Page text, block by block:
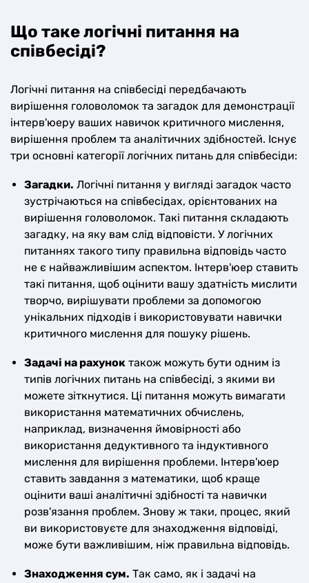
Що таке логічні питання на
співбесіді?
Логічні питання на співбесіді передбачають
вирішення головоломок та загадок для демонстрації
інтерв'юеру ваших навичок критичного мислення,
вирішення проблем та аналітичних здібностей. Існує
три основні категорії логічних питань для співбесіди:
Загадки. Логічні питання у вигляді загадок часто
зустрічаються на співбесідах, орієнтованих на
вирішення головоломок. Такі питання складають
загадку, на яку вам слід відповісти. У логічних
питаннях такого типу правильна відповідь часто
не є найважливішим аспектом. Інтерв'юер ставить
такі питання, щоб оцінити вашу здатність мислити
творчо, вирішувати проблеми за допомогою
унікальних підходів і використовувати навички
критичного мислення для пошуку рішень.
Задачі на рахунок також можуть бути одним із
типів логічних питань на співбесіді, з якими ви
можете зіткнутися. Ці питання можуть вимагати
використання математичних обчислень,
наприклад, визначення ймовірності або
використання дедуктивного та індуктивного
мислення для вирішення проблеми. Інтерв'юер
ставить завдання з математики, щоб краще
оцінити ваші аналітичні здібності та навички
розв'язання проблем. Знову ж таки, процес, який
ви використовуєте для знаходження відповіді,
може бути важливішим, ніж правильна відповідь.
Знаходження сум. Так само, як і задачі на